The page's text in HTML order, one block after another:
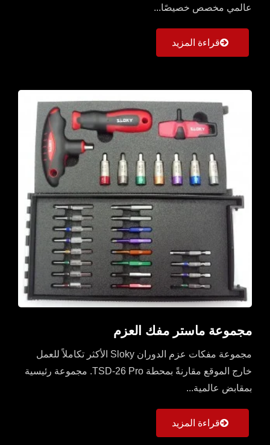
عالمي مخصص خصيصًا...
قراءة المزيد
مجموعة ماستر مفك العزم
مجموعة مفكات عزم الدوران Sloky الأكثر تكاملاً للعمل
خارج الموقع مقارنةً بمحطة TSD-26 Pro. مجموعة رئيسية
بمقابض عالمية...
قراءة المزيد